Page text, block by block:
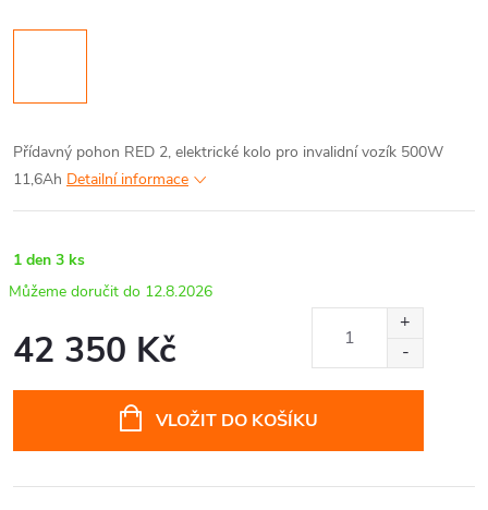
Přídavný pohon RED 2, elektrické kolo pro invalidní vozík 500W
11,6Ah Detailní informace
1 den 3 ks
12.8.2026
42 350 Kč
VLOŽIT DO KOŠÍKU